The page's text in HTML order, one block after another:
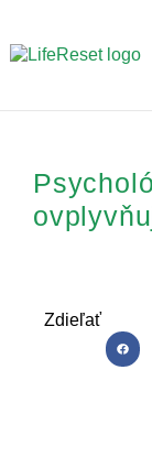
Zdieľať